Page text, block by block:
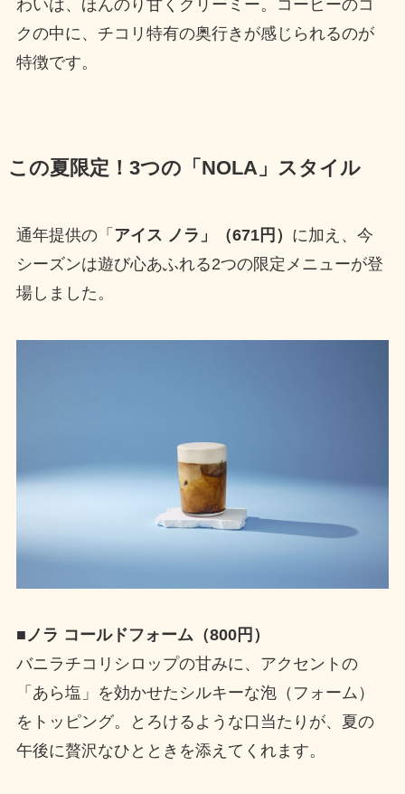
わいは、ほんのり甘くクリーミー。コーヒーのコ
クの中に、チコリ特有の奥行きが感じられるのが
特徴です。
この夏限定！3つの「NOLA」スタイル
通年提供の「 アイス ノラ」（671円） に加え、今
シーズンは遊び心あふれる2つの限定メニューが登
場しました。
■ノラ コールドフォーム（800円）
バニラチコリシロップの甘みに、アクセントの
「あら塩」を効かせたシルキーな泡（フォーム）
をトッピング。とろけるような口当たりが、夏の
午後に贅沢なひとときを添えてくれます。